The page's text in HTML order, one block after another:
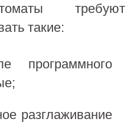
требуют
такие:
программного
разглаживание